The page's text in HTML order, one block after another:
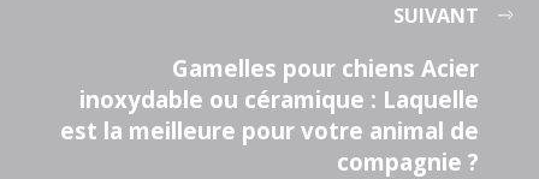
SUIVANT
Gamelles pour chiens Acier
inoxydable ou céramique : Laquelle
est la meilleure pour votre animal de
compagnie ?